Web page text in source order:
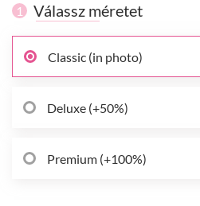
1 Válassz méretet
Classic (in photo)
Deluxe (+50%)
Premium (+100%)